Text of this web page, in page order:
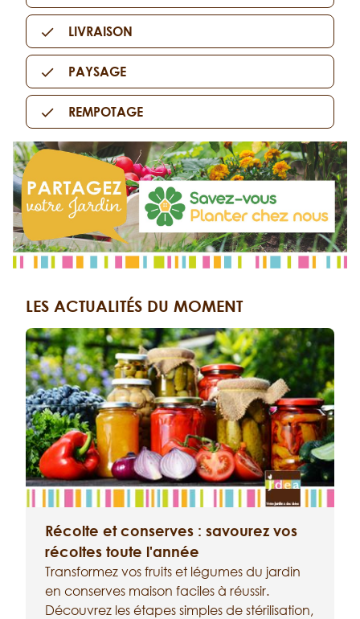
LIVRAISON
PAYSAGE
REMPOTAGE
LES ACTUALITÉS DU MOMENT
Récolte et conserves : savourez vos
récoltes toute l'année
Transformez vos fruits et légumes du jardin
en conserves maison faciles à réussir.
Découvrez les étapes simples de stérilisation,